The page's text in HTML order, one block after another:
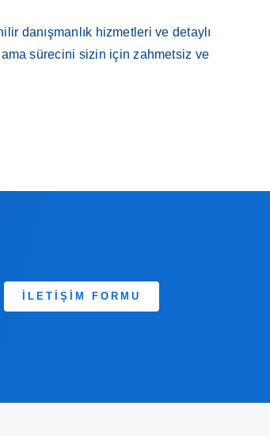
danışmanlık hizmetleri ve detaylı
sürecini sizin için zahmetsiz ve
İLETİŞİM FORMU